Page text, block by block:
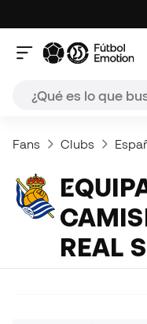
Fans Clubs
EQUIPACIONES Y
REAL